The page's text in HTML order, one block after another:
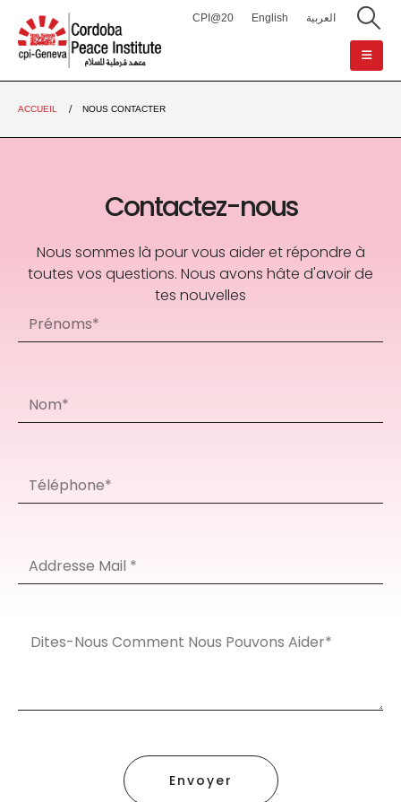
CPI@20 English العربية
ACCUEIL NOUS CONTACTER
Contactez-nous
Nous sommes là pour vous aider et répondre à
toutes vos questions. Nous avons hâte d'avoir de
tes nouvelles
Envoyer